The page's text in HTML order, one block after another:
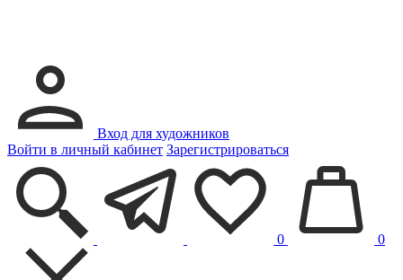
Вход для художников
Войти в личный кабинет Зарегистрироваться
0 0